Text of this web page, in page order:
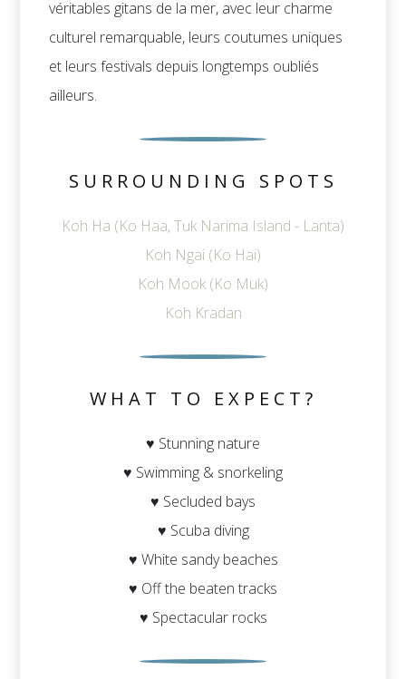
véritables gitans de la mer, avec leur charme
culturel remarquable, leurs coutumes uniques
et leurs festivals depuis longtemps oubliés
ailleurs.
SURROUNDING SPOTS
Koh Ha (Ko Haa, Tuk Narima Island - Lanta)
Koh Ngai (Ko Hai)
Koh Mook (Ko Muk)
Koh Kradan
WHAT TO EXPECT?
♥ Stunning nature
♥ Swimming & snorkeling
♥ Secluded bays
♥ Scuba diving
♥ White sandy beaches
♥ Off the beaten tracks
♥ Spectacular rocks